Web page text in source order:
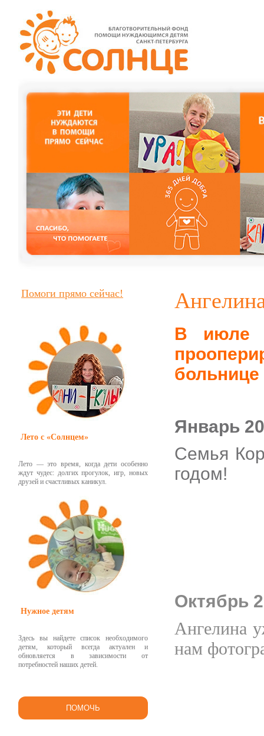
Помоги прямо сейчас!
Лето с «Солнцем»
Лето — это время, когда дети особенно
ждут чудес: долгих прогулок, игр, новых
друзей и счастливых каникул.
Нужное детям
Здесь вы найдете список необходимого
детям, который всегда актуален и
обновляется в зависимости от
потребностей наших детей.
ПОМОЧЬ
В июле
Январь
Семья
годом!
Октябрь
Ангелина
нам